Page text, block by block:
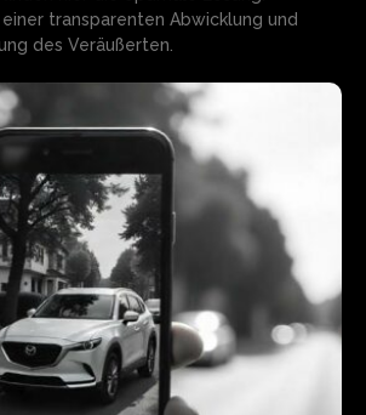
transparenten Abwicklung und
des Veräußerten.